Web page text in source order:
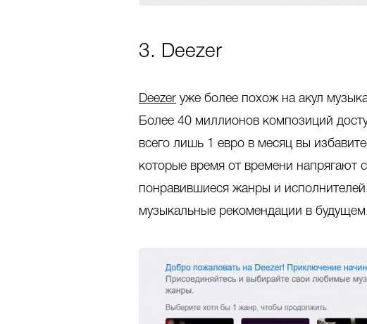
3. Deezer
Deezer уже более похож на акул
Более 40 миллионов композиций
всего лишь 1 евро в месяц вы
которые время от времени напрягают
понравившиеся жанры и
музыкальные рекомендации в